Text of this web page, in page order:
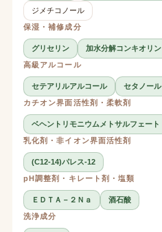
ジメチコノール
保湿・補修成分
グリセリン 加水分解コンキオリン
高級アルコール
セテアリルアルコール
セタノール
カチオン界面活性剤・柔軟剤
ベヘントリモニウムメトサルフェート
乳化剤・非イオン界面活性剤
(C12-14)パレス-12
pH調整剤・キレート剤・塩類
ＥＤＴＡ－２Ｎａ
酒石酸
洗浄成分